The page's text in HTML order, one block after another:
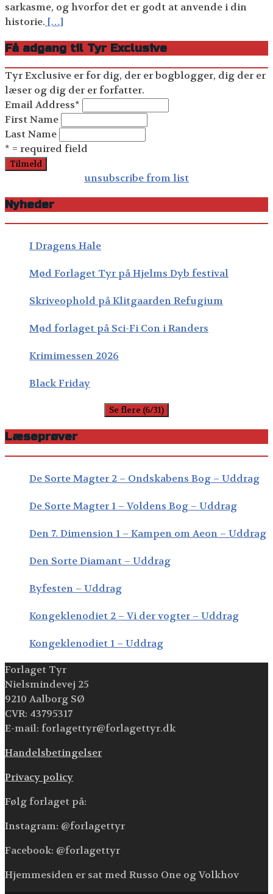
sarkasme, og hvorfor det er godt at anvende i din
historie. […]
Få adgang til Tyr Exclusive
Tyr Exclusive er for dig, der er bogblogger, dig der er
læser og dig der er forfatter.
Email Address*
First Name
Last Name
* = required field
unsubscribe from list
Nyheder
I Dragens Hale
Mød Forlaget Tyr på Hjelms Dyb festival
Skriveophold på Klitgaarden Refugium
Mød forlaget på Sci-Fi Con i Randers
Krimimessen 2026
Black Friday
Se flere (6/31)
Læseprøver
De Sorte Magter 2 – Ondskabens Bog – Uddrag
De Sorte Magter 1 – Voldens Bog – Uddrag
Den 7. Dimension 1 – Kampen om Aeon – Uddrag
Den Sorte Diamant – Uddrag
Byfesten – Uddrag
Kongeklenodiet 2 – Vi der vogter – Uddrag
Kongeklenodiet 1 – Uddrag
Forlaget Tyr
Nielsmindevej 25
9210 Aalborg SØ
CVR: 43795317
E-mail: forlagettyr@forlagettyr.dk
Handelsbetingelser
Privacy policy
Følg forlaget på:
Instagram: @forlagettyr
Facebook: @forlagettyr
Hjemmesiden er sat med Russo One og Volkhov